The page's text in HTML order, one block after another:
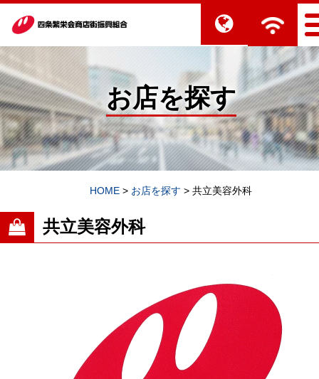
お店を探す
HOME > お店を探す > 共立美容外科
共立美容外科